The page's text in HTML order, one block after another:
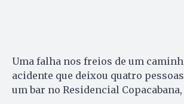
Uma falha nos freios de um
acidente que deixou quatro
um bar no Residencial